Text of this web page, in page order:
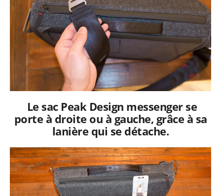
Le sac Peak Design messenger se
porte à droite ou à gauche, grâce à sa
lanière qui se détache.